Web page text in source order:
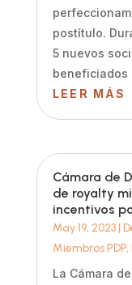
postítulo.
5 nuevos
beneficiados
LEER MÁS
Cámara de
de royalty
incentivos
May 19, 2023|
Miembros PDP,
La Cámara